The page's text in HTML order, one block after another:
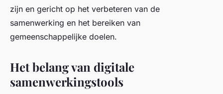
zijn en gericht op het verbeteren van de
samenwerking en het bereiken van
gemeenschappelijke doelen.
Het belang van digitale
samenwerkingstools